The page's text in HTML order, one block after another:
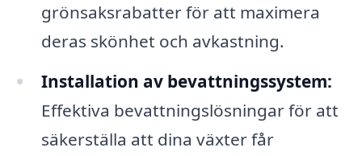
grönsaksrabatter för att maximera
deras skönhet och avkastning.
Installation av bevattningssystem:
Effektiva bevattningslösningar för att
säkerställa att dina växter får